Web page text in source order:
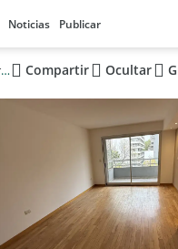
Noticias Publicar
Semipiso de 3amb con cochera en alquiler en Palermo Hollywood Compartir Ocultar